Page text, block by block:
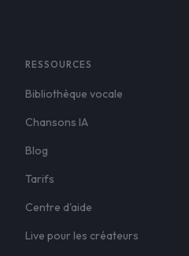
RESSOURCES
Bibliothèque vocale
Chansons IA
Blog
Tarifs
Centre d'aide
Live pour les créateurs